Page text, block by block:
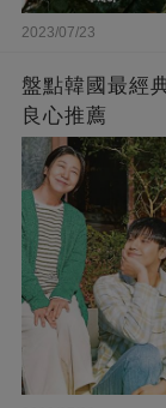
2023/07/23
盤點韓國最經
良心推薦